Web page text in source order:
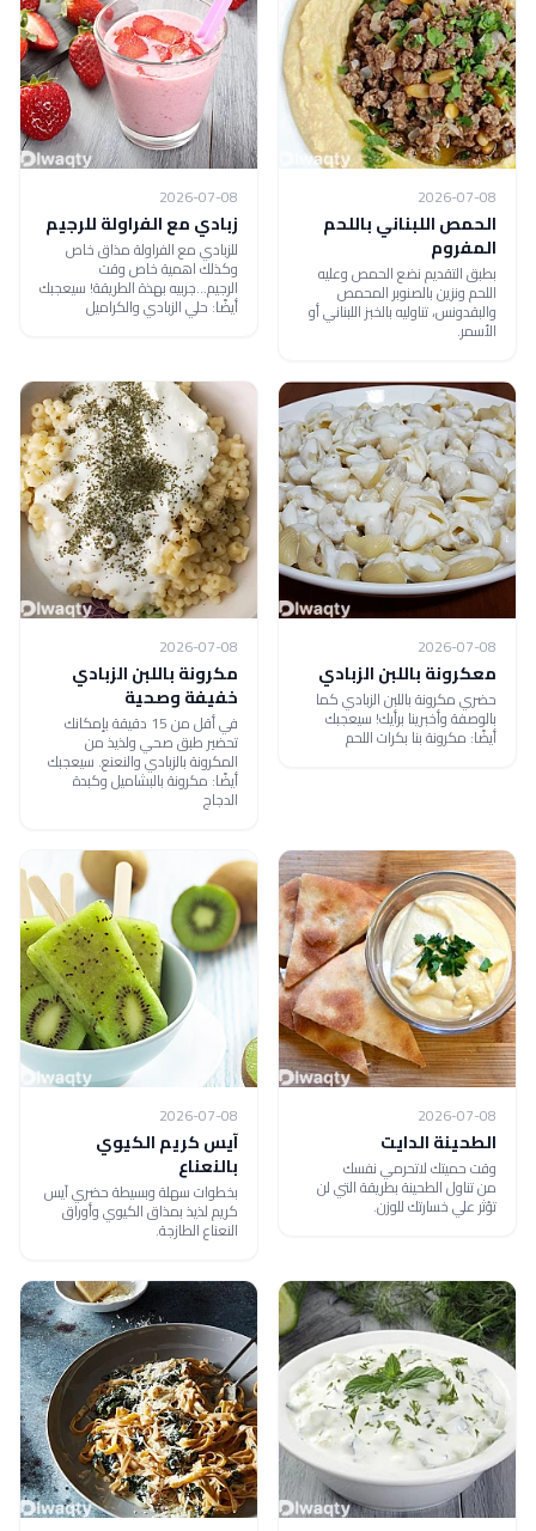
2026-07-08
الحمص اللبناني باللحم
المفروم
بطبق التقديم نضع الحمص وعليه
اللحم ونزين بالصنوبر المحمص
والبقدونس، تناوليه بالخبز اللبناني أو
الأسمر.
2026-07-08
زبادي مع الفراولة للرجيم
للزبادي مع الفراولة مذاق خاص
وكذلك اهمية خاص وقت
الرجيم...جربيه بهذة الطريقة! سيعجبك
أيضًا: حلي الزبادي والكراميل
2026-07-08
معكرونة باللبن الزبادي
حضري مكرونة باللبن الزبادي كما
بالوصفة وأخبرينا برأيك! سيعجبك
أيضًا: مكرونة بنا بكرات اللحم
2026-07-08
مكرونة باللبن الزبادي
خفيفة وصحية
في أقل من 15 دقيقة بإمكانك
تحضير طبق صحي ولذيذ من
المكرونة بالزبادي والنعنع. سيعجبك
أيضًا: مكرونة بالبشاميل وكبدة
الدجاج
2026-07-08
الطحينة الدايت
وقت حميتك لاتحرمي نفسك
من تناول الطحينة بطريقة التي لن
تؤثر علي خسارتك للوزن.
2026-07-08
آيس كريم الكيوي
بالنعناع
بخطوات سهلة وبسيطة حضري آيس
كريم لذيذ بمذاق الكيوي وأوراق
النعناع الطازجة.